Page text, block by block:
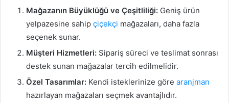
Mağazanın Büyüklüğü ve Çeşitliliği: Geniş ürün
yelpazesine sahip çiçekçi mağazaları, daha fazla
seçenek sunar.
Müşteri Hizmetleri: Sipariş süreci ve teslimat sonrası
destek sunan mağazalar tercih edilmelidir.
Özel Tasarımlar: Kendi isteklerinize göre aranjman
hazırlayan mağazaları seçmek avantajlıdır.